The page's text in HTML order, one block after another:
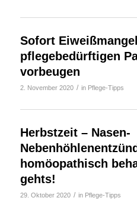
Sofort
pflegebedürftigen
vorbeugen
2. November 2020 / in Pflege-Tipps
Herbstzeit – Nasen-
homöopathisch
gehts!
29. Oktober 2020 / in Pflege-Tipps